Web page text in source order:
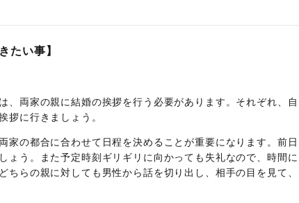
たい事】
、両家の親に結婚の挨拶を行う必要があります。それぞれ、自
拶に行きましょう。
家の都合に合わせて日程を決めることが重要になります。前日
ょう。また予定時刻ギリギリに向かっても失礼なので、時間に
らの親に対しても男性から話を切り出し、相手の目を見て、